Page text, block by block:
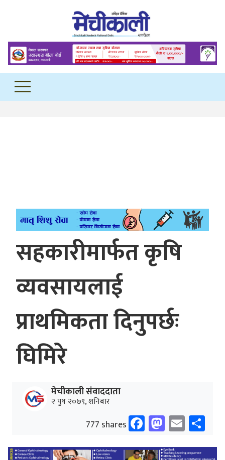
सहकारीमार्फत कृषि
व्यवसायलाई
प्राथमिकता दिनुपर्छः
घिमिरे
मेचीकाली संवाददाता
२ पुष २०७९, शनिबार
777 shares Facebook
Email